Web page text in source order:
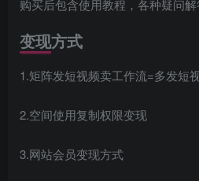
购买后包含使用教程，各种疑问解
变现方式
1.矩阵发短视频卖工作流=多发短
2.空间使用复制权限变现
3.网站会员变现方式